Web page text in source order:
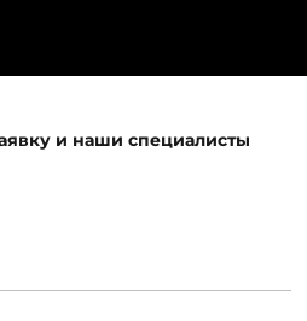
и наши специалисты